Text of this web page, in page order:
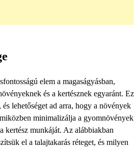
elem a magaságyásban,
és a kertésznek egyaránt. Ez
lehetőséget ad arra, hogy a növények
minimalizálja a gyomnövények
kertész munkáját. Az alábbiakban
el a talajtakarás réteget, és milyen